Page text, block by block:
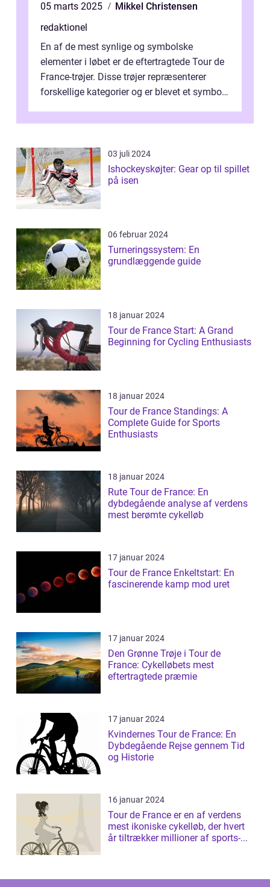
05 marts 2025
Mikkel Christensen
redaktionel
En af de mest synlige og symbolske
elementer i løbet er de eftertragtede Tour de
France-trøjer. Disse trøjer repræsenterer
forskellige kategorier og er blevet et symbol
03 juli 2024
Ishockeyskøjter: Gear op til spillet
på isen
06 februar 2024
Turneringssystem: En
grundlæggende guide
18 januar 2024
Tour de France Start: A Grand
Beginning for Cycling Enthusiasts
18 januar 2024
Tour de France Standings: A
Complete Guide for Sports
Enthusiasts
18 januar 2024
Rute Tour de France: En
dybdegående analyse af verdens
mest berømte cykelløb
17 januar 2024
Tour de France Enkeltstart: En
fascinerende kamp mod uret
17 januar 2024
Den Grønne Trøje i Tour de
France: Cykelløbets mest
eftertragtede præmie
17 januar 2024
Kvindernes Tour de France: En
Dybdegående Rejse gennem Tid
og Historie
16 januar 2024
Tour de France er en af verdens
mest ikoniske cykelløb, der hvert
år tiltrækker millioner af sports-...